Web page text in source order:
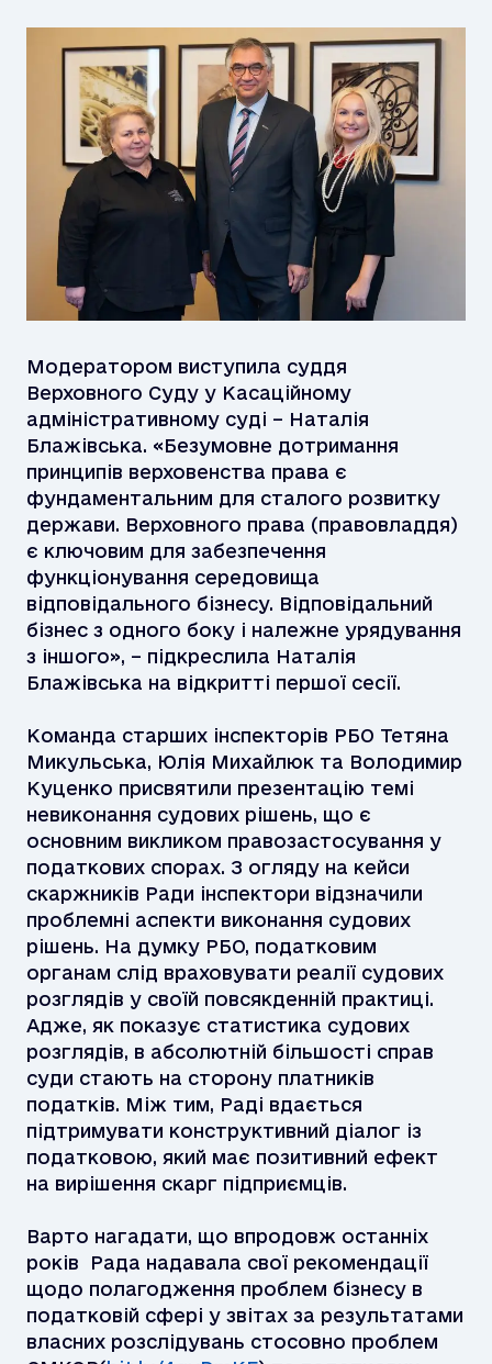
Модератором виступила суддя
Верховного Суду у Касаційному
адміністративному суді – Наталія
Блажівська. «Безумовне дотримання
принципів верховенства права є
фундаментальним для сталого розвитку
держави. Верховного права (правовладдя)
є ключовим для забезпечення
функціонування середовища
відповідального бізнесу. Відповідальний
бізнес з одного боку і належне урядування
з іншого», – підкреслила Наталія
Блажівська на відкритті першої сесії.
Команда старших інспекторів РБО Тетяна
Микульська, Юлія Михайлюк та Володимир
Куценко присвятили презентацію темі
невиконання судових рішень, що є
основним викликом правозастосування у
податкових спорах. З огляду на кейси
скаржників Ради інспектори відзначили
проблемні аспекти виконання судових
рішень. На думку РБО, податковим
органам слід враховувати реалії судових
розглядів у своїй повсякденній практиці.
Адже, як показує статистика судових
розглядів, в абсолютній більшості справ
суди стають на сторону платників
податків. Між тим, Раді вдається
підтримувати конструктивний діалог із
податковою, який має позитивний ефект
на вирішення скарг підприємців.
Варто нагадати, що впродовж останніх
років Рада надавала свої рекомендації
щодо полагодження проблем бізнесу в
податковій сфері у звітах за результатами
власних розслідувань стосовно проблем